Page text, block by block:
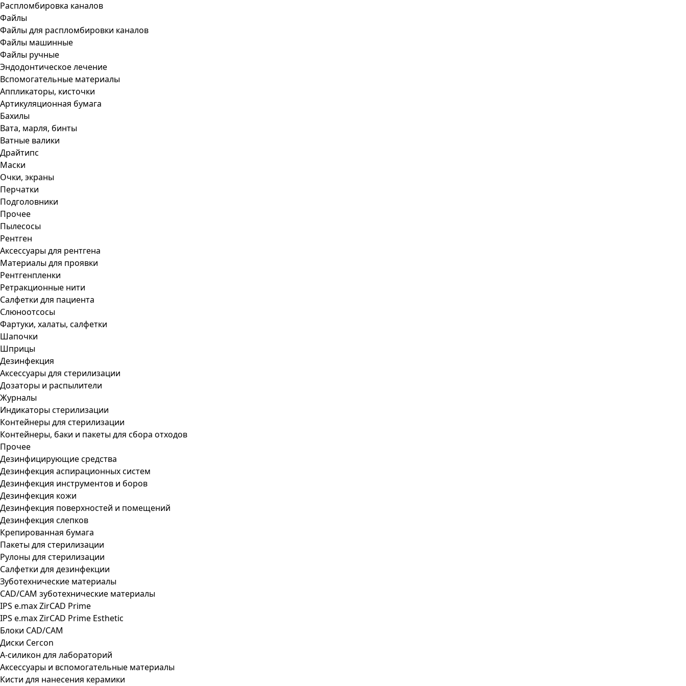
Распломбировка каналов
Файлы
Файлы для распломбировки каналов
Файлы машинные
Файлы ручные
Эндодонтическое лечение
Вспомогательные материалы
Аппликаторы, кисточки
Артикуляционная бумага
Бахилы
Вата, марля, бинты
Ватные валики
Драйтипс
Маски
Очки, экраны
Перчатки
Подголовники
Прочее
Пылесосы
Рентген
Аксессуары для рентгена
Материалы для проявки
Рентгенпленки
Ретракционные нити
Салфетки для пациента
Слюноотсосы
Фартуки, халаты, салфетки
Шапочки
Шприцы
Дезинфекция
Аксессуары для стерилизации
Дозаторы и распылители
Журналы
Индикаторы стерилизации
Контейнеры для стерилизации
Контейнеры, баки и пакеты для сбора отходов
Прочее
Дезинфицирующие средства
Дезинфекция аспирационных систем
Дезинфекция инструментов и боров
Дезинфекция кожи
Дезинфекция поверхностей и помещений
Дезинфекция слепков
Крепированная бумага
Пакеты для стерилизации
Рулоны для стерилизации
Салфетки для дезинфекции
Зуботехнические материалы
CAD/CAM зуботехнические материалы
IPS e.max ZirCAD Prime
IPS e.max ZirCAD Prime Esthetic
Блоки CAD/CAM
Диски Cercon
А-силикон для лабораторий
Аксессуары и вспомогательные материалы
Кисти для нанесения керамики